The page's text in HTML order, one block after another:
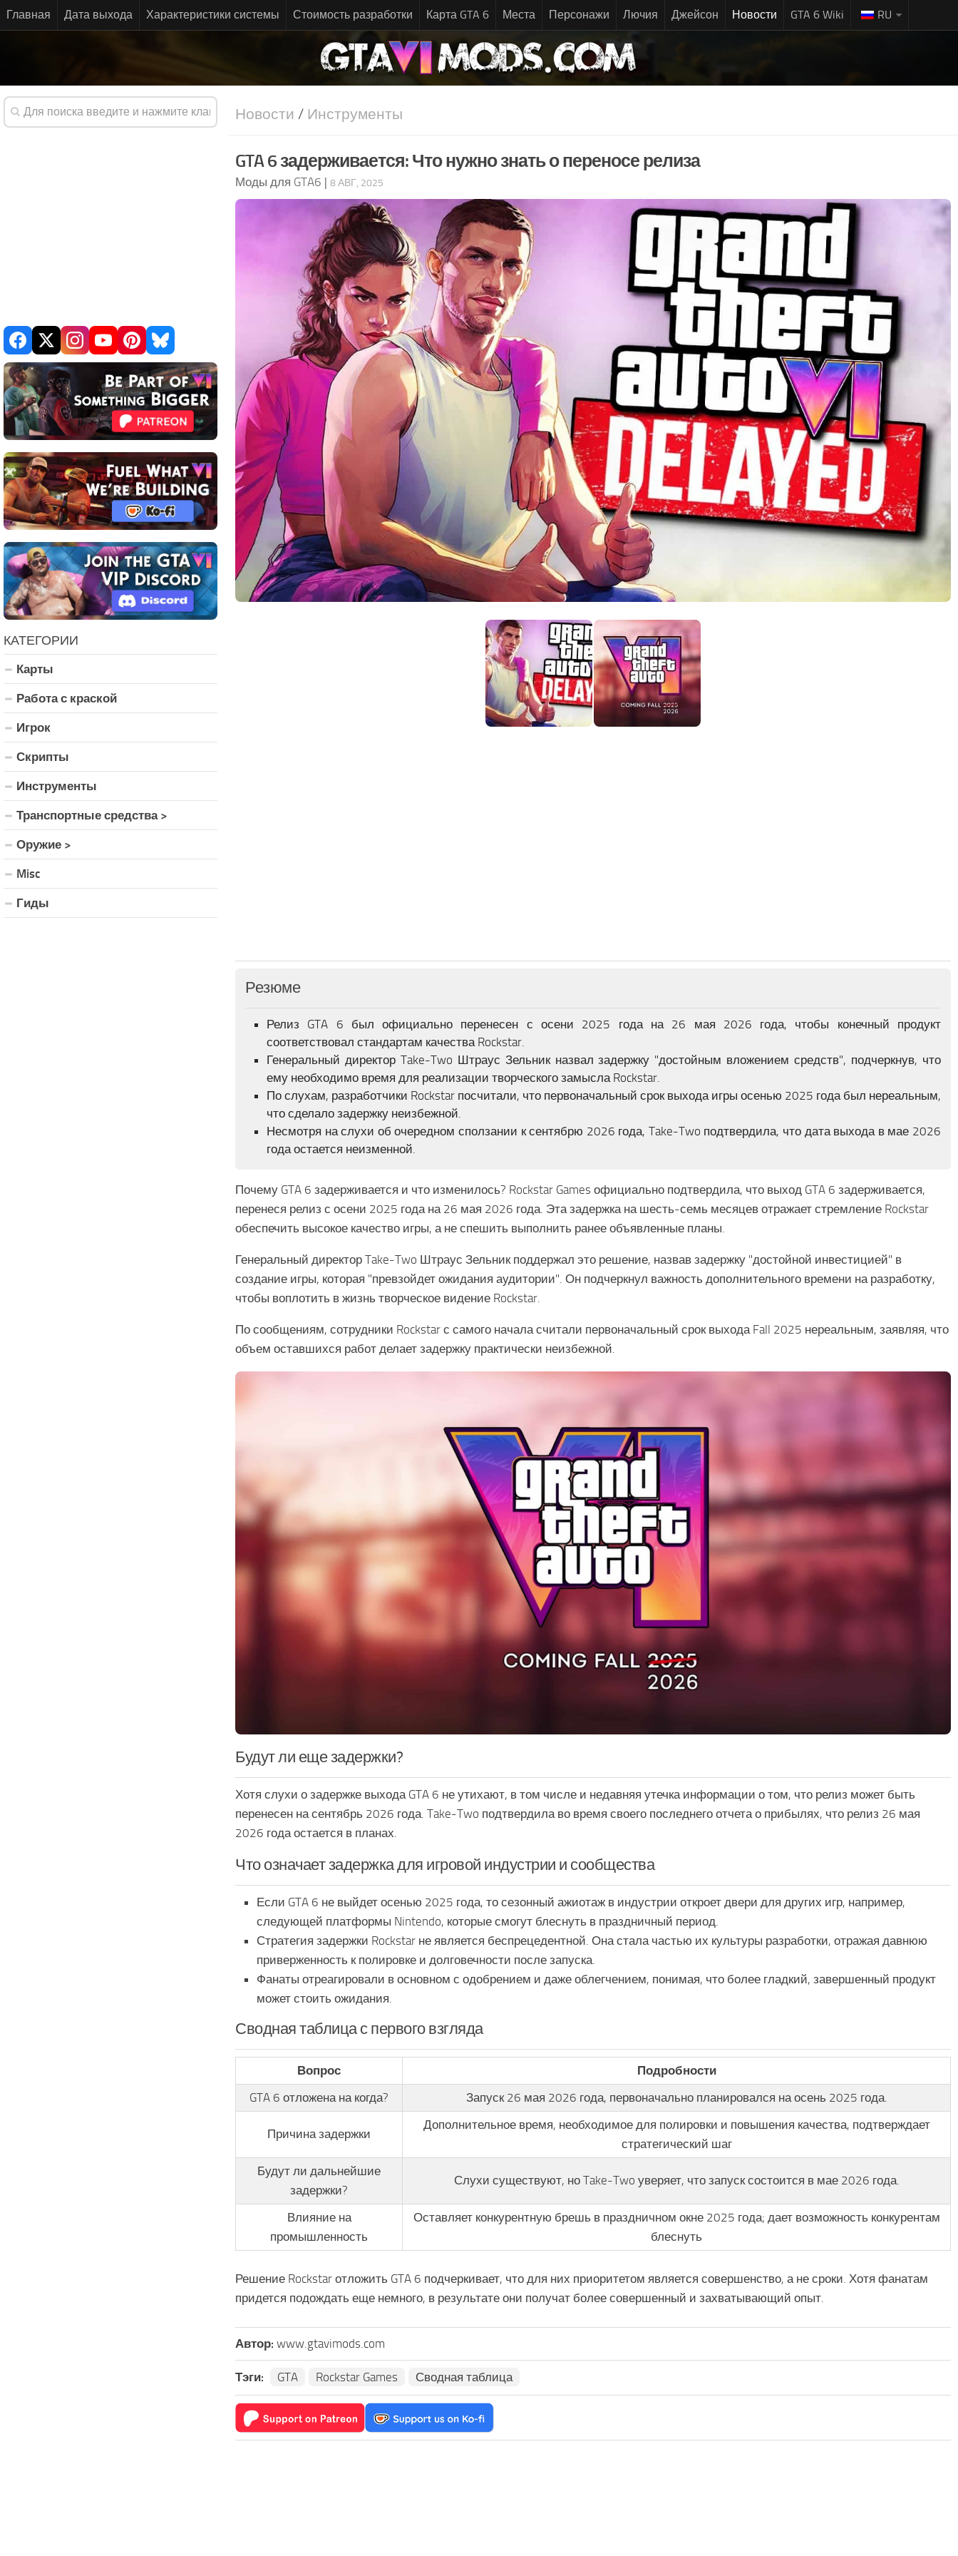
Главная Дата выхода Характеристики системы Стоимость разработки Карта GTA 6 Места Персонажи Лючия Джейсон Новости GTA 6 Wiki RU
Новости / Инструменты
GTA 6 задерживается: Что нужно знать о переносе релиза
Моды для GTA6 | 8 АВГ, 2025
Резюме
Релиз GTA 6 был официально перенесен с осени 2025 года на 26 мая 2026 года, чтобы конечный продукт
соответствовал стандартам качества Rockstar.
Генеральный директор Take-Two Штраус Зельник назвал задержку "достойным вложением средств", подчеркнув, что
ему необходимо время для реализации творческого замысла Rockstar.
По слухам, разработчики Rockstar посчитали, что первоначальный срок выхода игры осенью 2025 года был нереальным,
что сделало задержку неизбежной.
Несмотря на слухи об очередном сползании к сентябрю 2026 года, Take-Two подтвердила, что дата выхода в мае 2026
года остается неизменной.
Почему GTA 6 задерживается и что изменилось? Rockstar Games официально подтвердила, что выход GTA 6 задерживается,
перенеся релиз с осени 2025 года на 26 мая 2026 года. Эта задержка на шесть-семь месяцев отражает стремление Rockstar
обеспечить высокое качество игры, а не спешить выполнить ранее объявленные планы.
Генеральный директор Take-Two Штраус Зельник поддержал это решение, назвав задержку "достойной инвестицией" в
создание игры, которая "превзойдет ожидания аудитории". Он подчеркнул важность дополнительного времени на разработку,
чтобы воплотить в жизнь творческое видение Rockstar.
По сообщениям, сотрудники Rockstar с самого начала считали первоначальный срок выхода Fall 2025 нереальным, заявляя, что
объем оставшихся работ делает задержку практически неизбежной.
Будут ли еще задержки?
Хотя слухи о задержке выхода GTA 6 не утихают, в том числе и недавняя утечка информации о том, что релиз может быть
перенесен на сентябрь 2026 года. Take-Two подтвердила во время своего последнего отчета о прибылях, что релиз 26 мая
2026 года остается в планах.
Что означает задержка для игровой индустрии и сообщества
Если GTA 6 не выйдет осенью 2025 года, то сезонный ажиотаж в индустрии откроет двери для других игр, например,
следующей платформы Nintendo, которые смогут блеснуть в праздничный период.
Стратегия задержки Rockstar не является беспрецедентной. Она стала частью их культуры разработки, отражая давнюю
приверженность к полировке и долговечности после запуска.
Фанаты отреагировали в основном с одобрением и даже облегчением, понимая, что более гладкий, завершенный продукт
может стоить ожидания.
Сводная таблица с первого взгляда
Вопрос
Подробности
GTA 6 отложена на когда?
Запуск 26 мая 2026 года, первоначально планировался на осень 2025 года.
Причина задержки
Дополнительное время, необходимое для полировки и повышения качества, подтверждает
стратегический шаг
Будут ли дальнейшие
задержки?
Слухи существуют, но Take-Two уверяет, что запуск состоится в мае 2026 года.
Влияние на
промышленность
Оставляет конкурентную брешь в праздничном окне 2025 года; дает возможность конкурентам
блеснуть
Решение Rockstar отложить GTA 6 подчеркивает, что для них приоритетом является совершенство, а не сроки. Хотя фанатам
придется подождать еще немного, в результате они получат более совершенный и захватывающий опыт.
Автор: www.gtavimods.com
Тэги: GTA Rockstar Games Сводная таблица
КАТЕГОРИИ
Карты
Работа с краской
Игрок
Скрипты
Инструменты
Транспортные средства >
Оружие >
Misc
Гиды